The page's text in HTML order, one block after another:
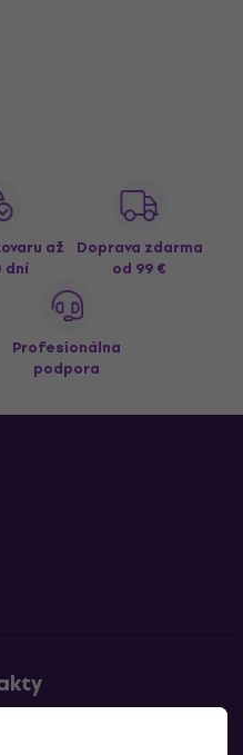
až
dní
Doprava zdarma
od 99 €
Profesionálna
podpora